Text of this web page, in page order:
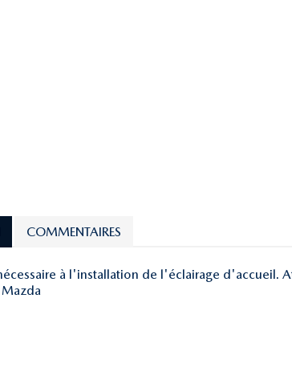
COMMENTAIRES
à l'installation de l'éclairage d'accueil.